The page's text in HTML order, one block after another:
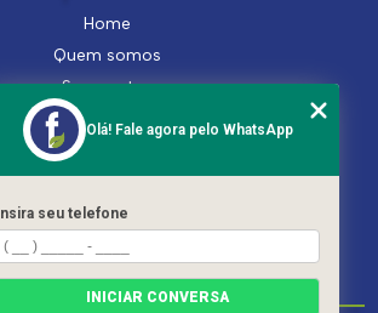
Home
Quem somos
Segmentos
Serviços
Produtos
Contato
Categorias
Mapa do site
Olá! Fale agora pelo WhatsApp
Insira seu telefone
INICIAR CONVERSA